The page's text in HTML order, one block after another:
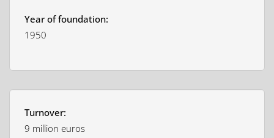
Year of foundation:
1950
Turnover:
9 million euros